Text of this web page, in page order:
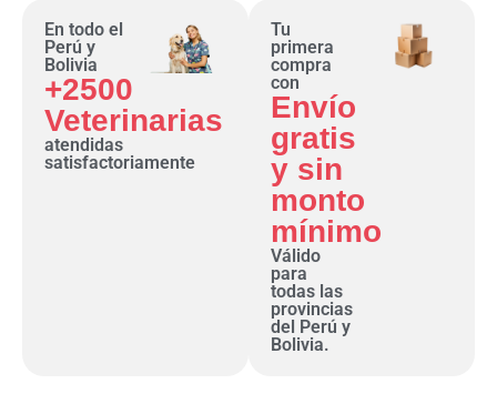
En todo el
Perú y
Bolivia
+2500
Veterinarias
atendidas
satisfactoriamente
Tu
primera
compra
con
Envío
gratis
y sin
monto
mínimo
Válido
para
todas las
provincias
del Perú y
Bolivia.